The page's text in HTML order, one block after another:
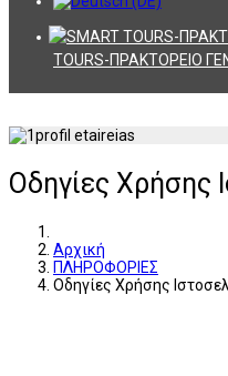
TOURS-ΠΡΑΚΤΟΡΕΙΟ
Οδηγίες Χρήσης
Αρχική
ΠΛΗΡΟΦΟΡΙΕΣ
Οδηγίες Χρήσης